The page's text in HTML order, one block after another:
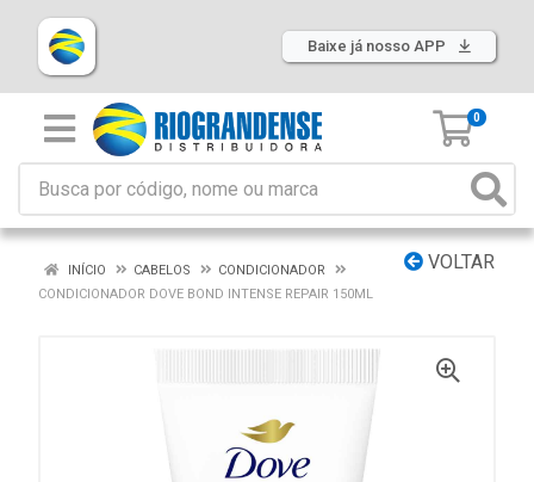
Baixe já nosso APP
0
VOLTAR
INÍCIO CABELOS
CONDICIONADOR
CONDICIONADOR DOVE BOND INTENSE REPAIR 150ML